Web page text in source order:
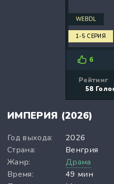
WEBDL
1-5 СЕРИЯ
6
Рейтинг
58
ИМПЕРИЯ (2026)
Год выхода:
2026
Страна:
Венгрия
Жанр:
Драма
Время:
49 мин